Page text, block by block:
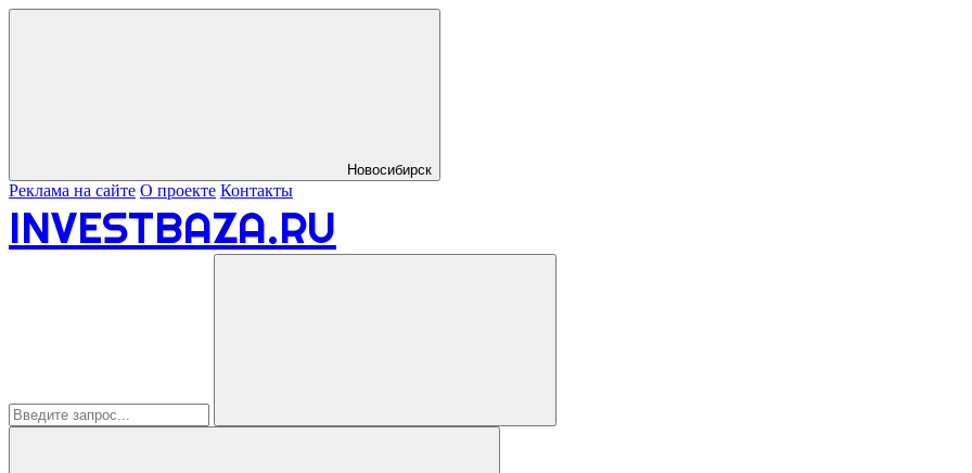
Новосибирск
Реклама на сайте О проекте Контакты
INVESTBAZA.RU